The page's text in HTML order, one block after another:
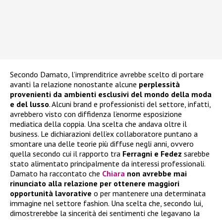
Secondo Damato, l’imprenditrice avrebbe scelto di portare
avanti la relazione nonostante alcune perplessità
provenienti da ambienti esclusivi del mondo della moda
e del lusso. Alcuni brand e professionisti del settore, infatti,
avrebbero visto con diffidenza l’enorme esposizione
mediatica della coppia. Una scelta che andava oltre il
business. Le dichiarazioni dell’ex collaboratore puntano a
smontare una delle teorie più diffuse negli anni, ovvero
quella secondo cui il rapporto tra Ferragni e Fedez sarebbe
stato alimentato principalmente da interessi professionali.
Damato ha raccontato che Chiara non avrebbe mai
rinunciato alla relazione per ottenere maggiori
opportunità lavorative o per mantenere una determinata
immagine nel settore fashion. Una scelta che, secondo lui,
dimostrerebbe la sincerità dei sentimenti che legavano la